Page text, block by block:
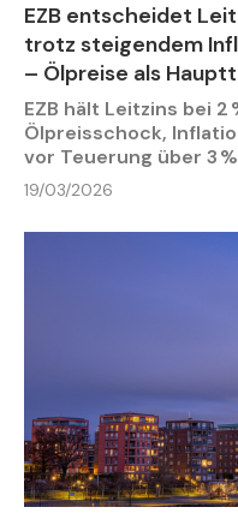
EZB entscheidet
trotz steigendem
– Ölpreise als
EZB hält Leitzins bei
Ölpreisschock,
vor Teuerung über 3
19/03/2026